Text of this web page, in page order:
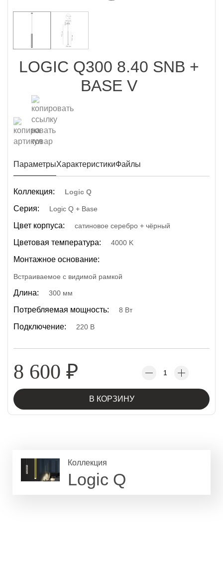
LOGIC Q300 8.40 SNB +
BASE V
ПараметрыХарактеристикиФайлы
Коллекция: Logic Q
Серия: Logic Q + Base
Цвет корпуса: сатиновое серебро + чёрный
Цветовая температура: 4000 K
Монтажное основание:
Встраиваемое с видимой рамкой
Длина: 300 мм
Потребляемая мощность: 8 Вт
Подключение: 220 В
8 600 ₽
В КОРЗИНУ
Коллекция
Logic Q